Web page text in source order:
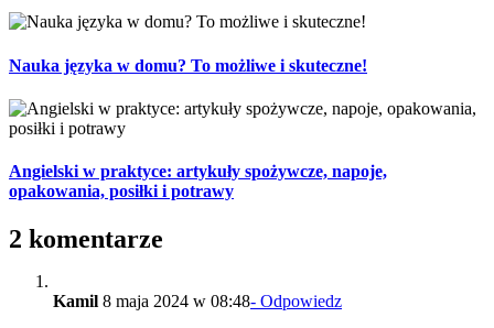
Nauka języka w domu? To możliwe i skuteczne!
Angielski w praktyce: artykuły spożywcze, napoje,
opakowania, posiłki i potrawy
2 komentarze
Kamil 8 maja 2024 w 08:48- Odpowiedz